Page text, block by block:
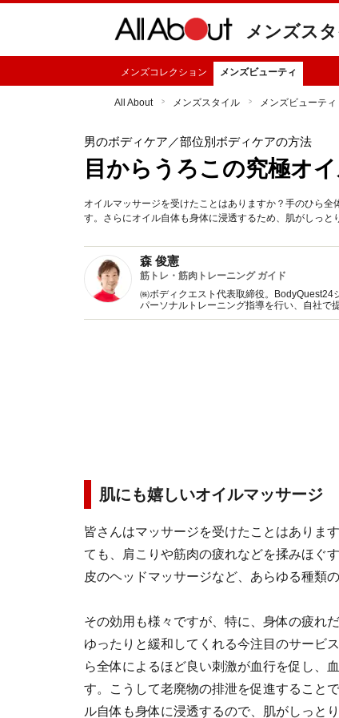
メンズス
メンズコレクション メンズビューティ
All About メンズスタイル メンズビューティ
男のボディケア ／部位別ボディケアの方法
目からうろこの究極オ
オイルマッサージを受けたことはありますか？手のひら
す。さらにオイル自体も身体に浸透するため、肌がしっと
森 俊憲
筋トレ・筋肉トレーニング ガイド
㈱ボディクエスト代表取締役。
パーソナルトレーニング指導を行い、自社で
の他、企業向けの健康指導や講演、また各種
肌にも嬉しいオイルマッサージ
皆さんはマッサージを受けたことはありま
ても、肩こりや筋肉の疲れなどを揉みほぐ
皮のヘッドマッサージなど、あらゆる種類
その効用も様々ですが、特に、身体の疲れ
ゆったりと緩和してくれる今注目のサービ
ら全体によるほど良い刺激が血行を促し、
す。こうして老廃物の排泄を促進すること
ル自体も身体に浸透するので、肌がしっと